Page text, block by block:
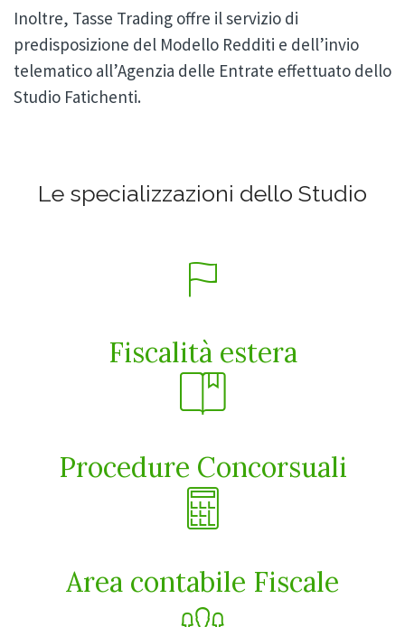
Inoltre, Tasse Trading offre il servizio di
predisposizione del Modello Redditi e dell’invio
telematico all’Agenzia delle Entrate effettuato dello
Studio Fatichenti.
Le specializzazioni dello Studio
Fiscalità estera
Procedure Concorsuali
Area contabile Fiscale